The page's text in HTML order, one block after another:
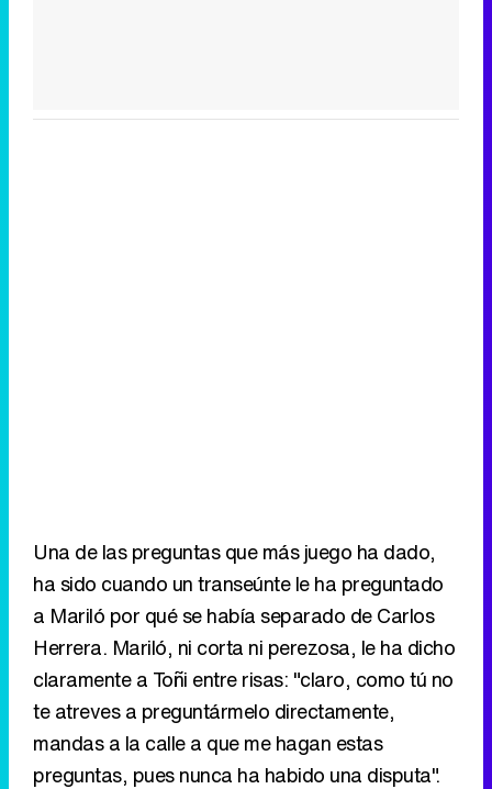
Una de las preguntas que más juego ha dado,
ha sido cuando un transeúnte le ha preguntado
a Mariló por qué se había separado de Carlos
Herrera. Mariló, ni corta ni perezosa, le ha dicho
claramente a Toñi entre risas: "claro, como tú no
te atreves a preguntármelo directamente,
mandas a la calle a que me hagan estas
preguntas, pues nunca ha habido una disputa".